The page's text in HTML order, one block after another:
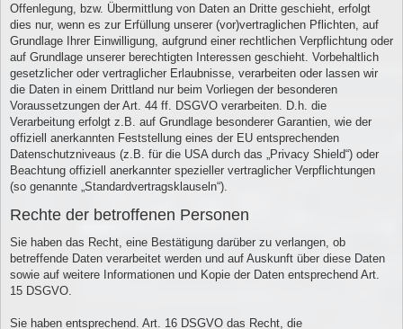
Offenlegung, bzw. Übermittlung von Daten an Dritte geschieht, erfolgt
dies nur, wenn es zur Erfüllung unserer (vor)vertraglichen Pflichten, auf
Grundlage Ihrer Einwilligung, aufgrund einer rechtlichen Verpflichtung oder
auf Grundlage unserer berechtigten Interessen geschieht. Vorbehaltlich
gesetzlicher oder vertraglicher Erlaubnisse, verarbeiten oder lassen wir
die Daten in einem Drittland nur beim Vorliegen der besonderen
Voraussetzungen der Art. 44 ff. DSGVO verarbeiten. D.h. die
Verarbeitung erfolgt z.B. auf Grundlage besonderer Garantien, wie der
offiziell anerkannten Feststellung eines der EU entsprechenden
Datenschutzniveaus (z.B. für die USA durch das „Privacy Shield“) oder
Beachtung offiziell anerkannter spezieller vertraglicher Verpflichtungen
(so genannte „Standardvertragsklauseln“).
Rechte der betroffenen Personen
Sie haben das Recht, eine Bestätigung darüber zu verlangen, ob
betreffende Daten verarbeitet werden und auf Auskunft über diese Daten
sowie auf weitere Informationen und Kopie der Daten entsprechend Art.
15 DSGVO.
Sie haben entsprechend. Art. 16 DSGVO das Recht, die